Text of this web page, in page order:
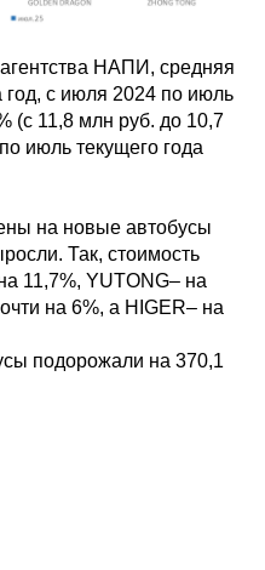
НАПИ, средняя
год, с июля 2024 по июль
(с 11,8 млн руб. до 10,7
июль текущего года
на новые автобусы
Так, стоимость
11,7%, YUTONG– на
на 6%, а HIGER– на
подорожали на 370,1